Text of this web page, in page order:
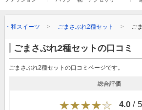
・和スイーツ ごまさぶれ2種セット ご
ごまさぶれ2種セットの口コミ
ごまさぶれ2種セットの口コミページです。
総合評価
4.0 /